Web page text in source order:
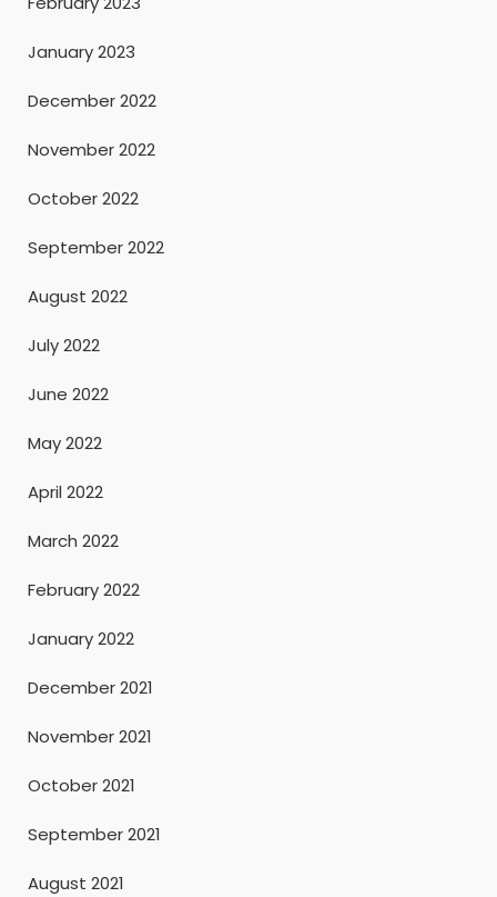
January 2023
December 2022
November 2022
October 2022
September 2022
August 2022
July 2022
June 2022
May 2022
April 2022
March 2022
February 2022
January 2022
December 2021
November 2021
October 2021
September 2021
August 2021